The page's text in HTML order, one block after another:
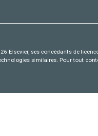
Elsevier, ses concédants de
similaires. Pour tout